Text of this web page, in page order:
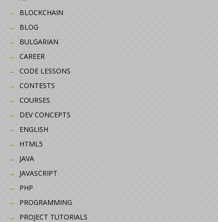
BLOCKCHAIN
BLOG
BULGARIAN
CAREER
CODE LESSONS
CONTESTS
COURSES
DEV CONCEPTS
ENGLISH
HTML5
JAVA
JAVASCRIPT
PHP
PROGRAMMING
PROJECT TUTORIALS